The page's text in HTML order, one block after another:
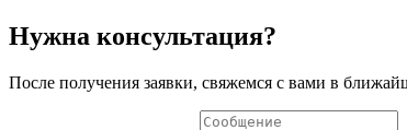
18
в
Нужна консультация?
После получения заявки, свяжемся с вами в